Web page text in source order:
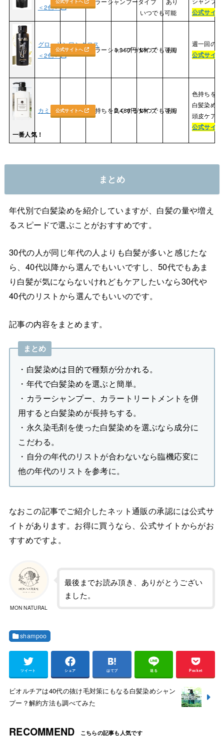
＜2色＞
いつでも可能
公式サイト
グローリンワンクロス
＜2色＞
公式サイトへ カラーシャンプータイプ
3,960円/1本いつでも可能
あり
週一回の
公式サイト
一番人気！
カミカ公式サイトへ 色持ちを良くするタイプ
2,480円/1本いつでも可能
あり
色持ちを
白髪染め
頭皮ケア
公式サイト
まとめ
年代別で白髪染めを紹介していますが、白髪の量や増え
るスピードで選ぶことがおすすめです。
30代の人が同じ年代の人よりも白髪が多いと感じたな
ら、40代以降から選んでもいいですし、50代でもあま
り白髪が気にならないけれどもケアしたいなら30代や
40代のリストから選んでもいいのです。
記事の内容をまとめます。
まとめ
・白髪染めは目的で種類が分かれる。
・年代で白髪染めを選ぶと簡単。
・カラーシャンプー、カラートリートメントを併
用すると白髪染めが長持ちする。
・永久染毛剤を使った白髪染めを選ぶなら成分に
こだわる。
・自分の年代のリストが合わないなら臨機応変に
他の年代のリストを参考に。
なおこの記事でご紹介したネット通販の承認には公式サ
イトがあります。お得に買うなら、公式サイトからがお
すすめですよ。
MON NATURAL
最後までお読み頂き、ありがとうござい
ました。
shampoo
ツイート シェア はてブ 送る Pocket
ビオルチアは40代の抜け毛対策にもなる白髪染めシャン
プー？解約方法も調べてみた
RECOMMEND